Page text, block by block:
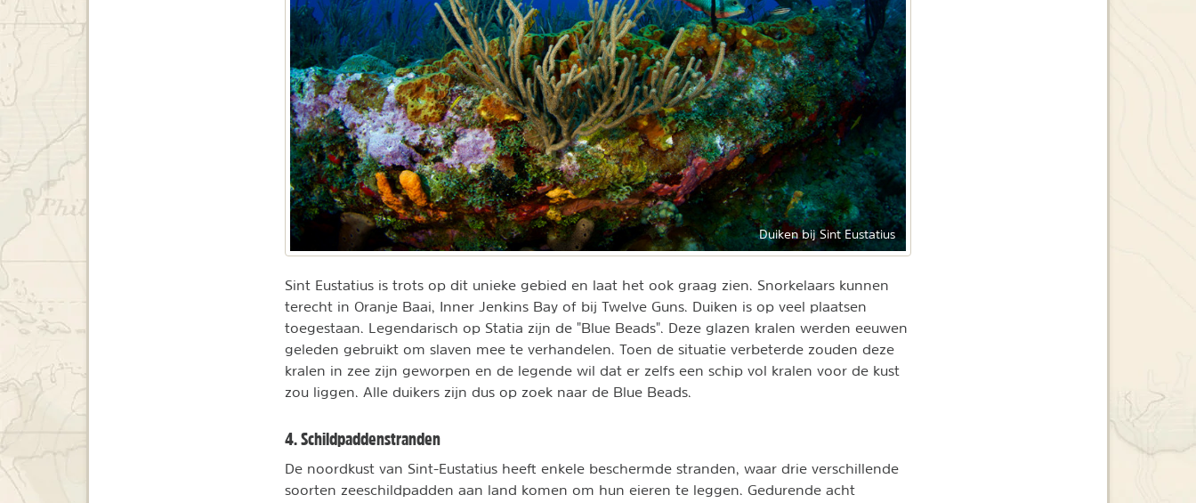
Duiken bij Sint Eustatius
Sint Eustatius is trots op dit unieke gebied en laat het ook graag zien. Snorkelaars kunnen
terecht in Oranje Baai, Inner Jenkins Bay of bij Twelve Guns. Duiken is op veel plaatsen
toegestaan. Legendarisch op Statia zijn de "Blue Beads". Deze glazen kralen werden eeuwen
geleden gebruikt om slaven mee te verhandelen. Toen de situatie verbeterde zouden deze
kralen in zee zijn geworpen en de legende wil dat er zelfs een schip vol kralen voor de kust
zou liggen. Alle duikers zijn dus op zoek naar de Blue Beads.
4. Schildpaddenstranden
De noordkust van Sint-Eustatius heeft enkele beschermde stranden, waar drie verschillende
soorten zeeschildpadden aan land komen om hun eieren te leggen. Gedurende acht